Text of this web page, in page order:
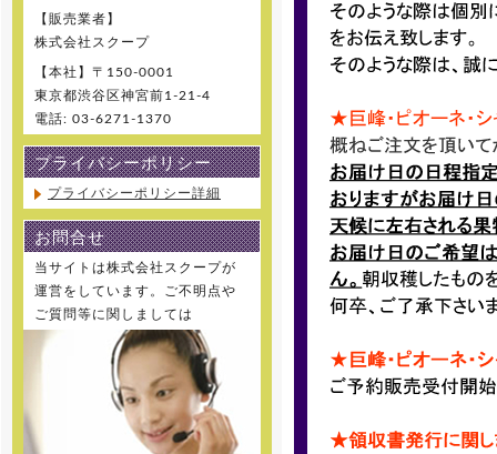
【販売業者】
株式会社スクープ
【本社】〒150-0001
東京都渋谷区神宮前1-21-4
電話: 03-6271-1370
プライバシーポリシー
プライバシーポリシー詳細
お問合せ
当サイトは株式会社スクープが
運営をしています。ご不明点や
ご質問等に関しましては